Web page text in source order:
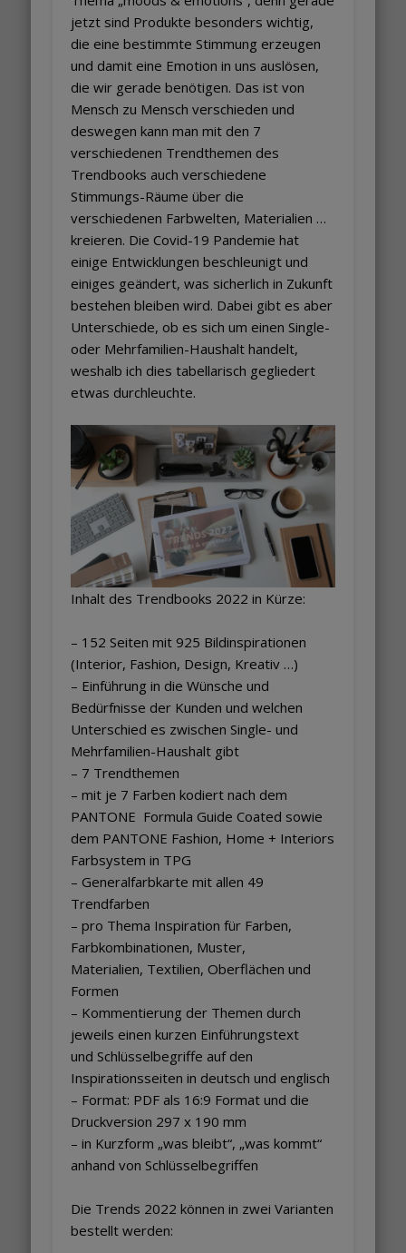
jetzt sind Produkte besonders wichtig,
die eine bestimmte Stimmung erzeugen
und damit eine Emotion in uns auslösen,
die wir gerade benötigen. Das ist von
Mensch zu Mensch verschieden und
deswegen kann man mit den 7
verschiedenen Trendthemen des
Trendbooks auch verschiedene
Stimmungs-Räume über die
verschiedenen Farbwelten, Materialien …
kreieren. Die Covid-19 Pandemie hat
einige Entwicklungen beschleunigt und
einiges geändert, was sicherlich in Zukunft
bestehen bleiben wird. Dabei gibt es aber
Unterschiede, ob es sich um einen Single-
oder Mehrfamilien-Haushalt handelt,
weshalb ich dies tabellarisch gegliedert
etwas durchleuchte.
Inhalt des Trendbooks 2022 in Kürze:
– 152 Seiten mit 925 Bildinspirationen
(Interior, Fashion, Design, Kreativ …)
– Einführung in die Wünsche und
Bedürfnisse der Kunden und welchen
Unterschied es zwischen Single- und
Mehrfamilien-Haushalt gibt
– 7 Trendthemen
– mit je 7 Farben kodiert nach dem
PANTONE Formula Guide Coated sowie
dem PANTONE Fashion, Home + Interiors
Farbsystem in TPG
– Generalfarbkarte mit allen 49
Trendfarben
– pro Thema Inspiration für Farben,
Farbkombinationen, Muster,
Materialien, Textilien, Oberflächen und
Formen
– Kommentierung der Themen durch
jeweils einen kurzen Einführungstext
und Schlüsselbegriffe auf den
Inspirationsseiten in deutsch und englisch
– Format: PDF als 16:9 Format und die
Druckversion 297 x 190 mm
– in Kurzform „was bleibt“, „was kommt“
anhand von Schlüsselbegriffen
Die Trends 2022 können in zwei Varianten
bestellt werden: